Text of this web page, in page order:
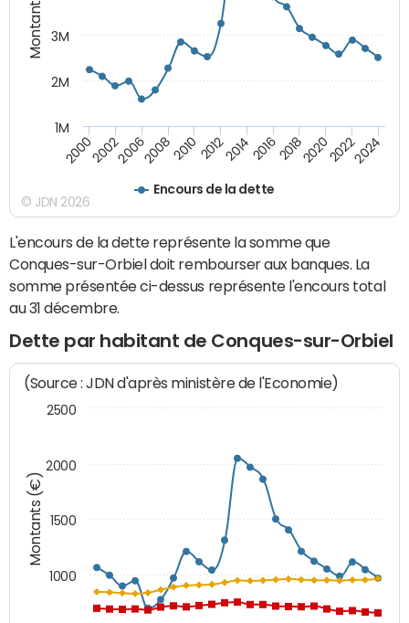
Encours de la dette
20002002200620082010 2012201420162018202020222024
1M
2M
3M
© JDN 2026
L'encours de la dette représente la somme que
Conques-sur-Orbiel doit rembourser aux banques. La
somme présentée ci-dessus représente l'encours total
au 31 décembre.
Dette par habitant de Conques-sur-Orbiel
Montants (€)
(Source : JDN d'après ministère de l'Economie)
1000
1500
2000
2500